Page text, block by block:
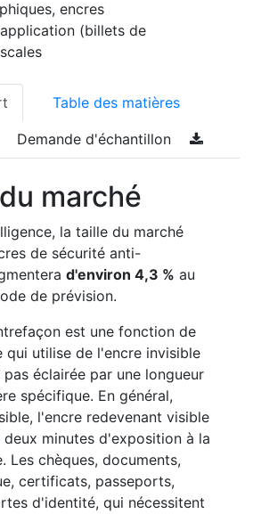
encres
(billets de
Table des matières
Demande d'échantillon
marché
la taille du marché
de sécurité anti-
d'environ 4,3 % au
de prévision.
est une fonction de
qui utilise de l'encre invisible
éclairée par une longueur
spécifique. En général,
l'encre redevenant visible
minutes d'exposition à la
Les chèques, documents,
certificats, passeports,
d'identité, qui nécessitent